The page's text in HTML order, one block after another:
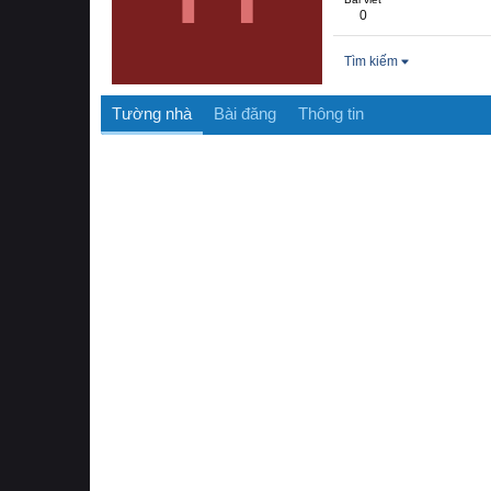
0
Tìm kiếm
Tường nhà Bài đăng Thông tin